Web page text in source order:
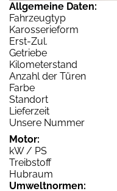
Allgemeine Daten:
Fahrzeugtyp
Karosserieform
Erst-Zul.
Getriebe
Kilometerstand
Anzahl der Türen
Farbe
Standort
Lieferzeit
Unsere Nummer
Motor:
kW / PS
Treibstoff
Hubraum
Umweltnormen: